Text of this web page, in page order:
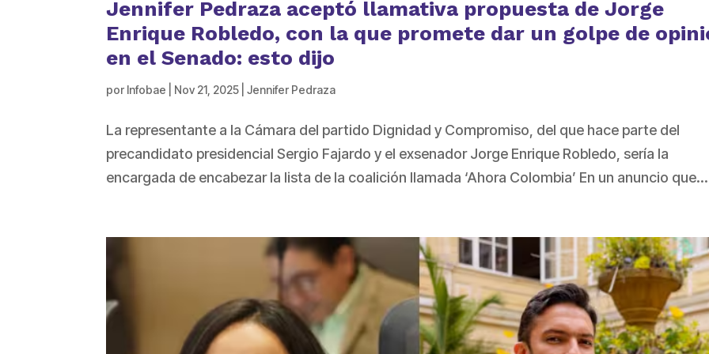
Jennifer Pedraza aceptó llamativa propuesta de Jorge
Enrique Robledo, con la que promete dar un golpe de
en el Senado: esto dijo
por Infobae Nov 21, 2025 |Jennifer Pedraza
La representante a la Cámara del partido Dignidad y Compromiso, del que hace parte del
precandidato presidencial Sergio Fajardo y el exsenador Jorge Enrique Robledo, sería la
encargada de encabezar la lista de la coalición llamada ‘Ahora Colombia’ En un anuncio que...